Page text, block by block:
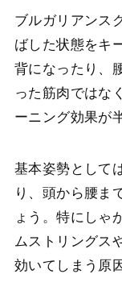
ブルガリアンス
ばした状態をキ
背になったり、
った筋肉ではな
ーニング効果が
基本姿勢として
り、頭から腰ま
ょう。特にしゃ
ムストリングス
効いてしまう原